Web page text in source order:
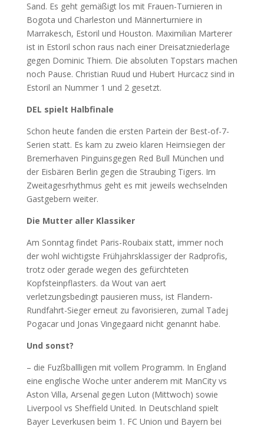
Sand. Es geht gemäßigt los mit Frauen-Turnieren in
Bogota und Charleston und Männerturniere in
Marrakesch, Estoril und Houston. Maximilian Marterer
ist in Estoril schon raus nach einer Dreisatzniederlage
gegen Dominic Thiem. Die absoluten Topstars machen
noch Pause. Christian Ruud und Hubert Hurcacz sind in
Estoril an Nummer 1 und 2 gesetzt.
DEL spielt Halbfinale
Schon heute fanden die ersten Partein der Best-of-7-
Serien statt. Es kam zu zweio klaren Heimsiegen der
Bremerhaven Pinguinsgegen Red Bull München und
der Eisbären Berlin gegen die Straubing Tigers. Im
Zweitagesrhythmus geht es mit jeweils wechselnden
Gastgebern weiter.
Die Mutter aller Klassiker
Am Sonntag findet Paris-Roubaix statt, immer noch
der wohl wichtigste Frühjahrsklassiger der Radprofis,
trotz oder gerade wegen des gefürchteten
Kopfsteinpflasters. da Wout van aert
verletzungsbedingt pausieren muss, ist Flandern-
Rundfahrt-Sieger erneut zu favorisieren, zumal Tadej
Pogacar und Jonas Vingegaard nicht genannt habe.
Und sonst?
– die Fuzßballligen mit vollem Programm. In England
eine englische Woche unter anderem mit ManCity vs
Aston Villa, Arsenal gegen Luton (Mittwoch) sowie
Liverpool vs Sheffield United. In Deutschland spielt
Bayer Leverkusen beim 1. FC Union und Bayern bei